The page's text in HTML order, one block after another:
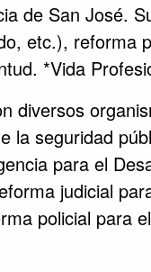
de San José.
etc.), reforma
*Vida
diversos
la seguridad
para el
judicial
policial para